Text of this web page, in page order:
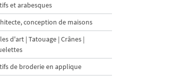
et arabesques
conception de maisons
d'art | Tatouage | Crânes |
de broderie en applique